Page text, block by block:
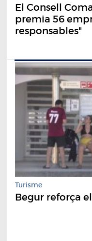
El Consell
premia 56
responsables"
Turisme
Begur reforça